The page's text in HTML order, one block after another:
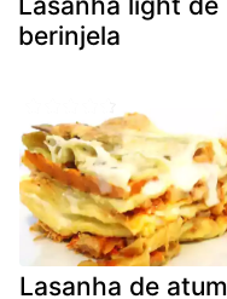
berinjela
Lasanha de atum